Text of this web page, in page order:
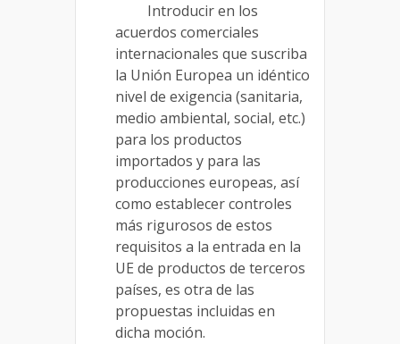
Introducir en los
acuerdos comerciales
internacionales que suscriba
la Unión Europea un idéntico
nivel de exigencia (sanitaria,
medio ambiental, social, etc.)
para los productos
importados y para las
producciones europeas, así
como establecer controles
más rigurosos de estos
requisitos a la entrada en la
UE de productos de terceros
países, es otra de las
propuestas incluidas en
dicha moción.